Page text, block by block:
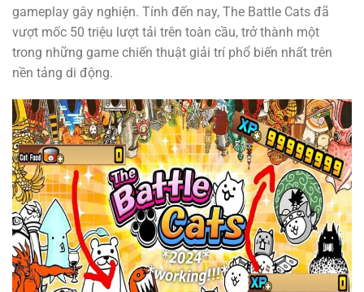
gameplay gây nghiện. Tính đến nay, The Battle Cats đã
vượt mốc 50 triệu lượt tải trên toàn cầu, trở thành một
trong những game chiến thuật giải trí phổ biến nhất trên
nền tảng di động.